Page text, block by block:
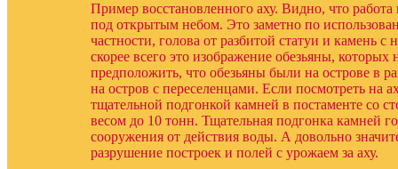
Пример восстановленного аху. Видно, что
под открытым небом. Это заметно по
частности, голова от разбитой статуи и
скорее всего это изображение обезьяны,
предположить, что обезьяны были на острове в
на остров с переселенцами. Если посмотреть на
тщательной подгонкой камней в постаменте со
весом до 10 тонн. Тщательная подгонка камней
сооружения от действия воды. А довольно
разрушение построек и полей с урожаем за аху.